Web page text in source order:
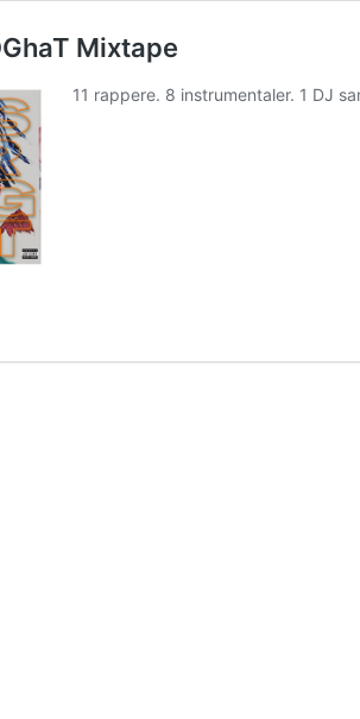
Mixtape
11 rappere. 8 instrumentaler. 1 DJ